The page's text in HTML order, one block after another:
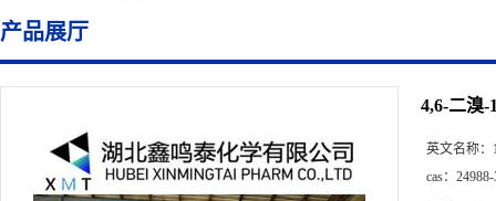
产品展厅
4,6-二溴-
英文名称：
cas：